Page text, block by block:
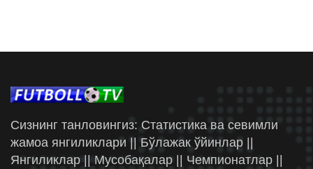
Сизнинг танловингиз: Статистика ва севимли
жамоа янгиликлари || Бўлажак ўйинлар ||
Янгиликлар || Мусобақалар || Чемпионатлар ||